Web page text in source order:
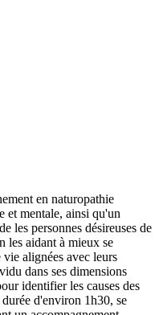
en naturopathie
et mentale, ainsi qu'un
les personnes désireuses de
les aidant à mieux se
vie alignées avec leurs
dans ses dimensions
identifier les causes des
d'environ 1h30, se